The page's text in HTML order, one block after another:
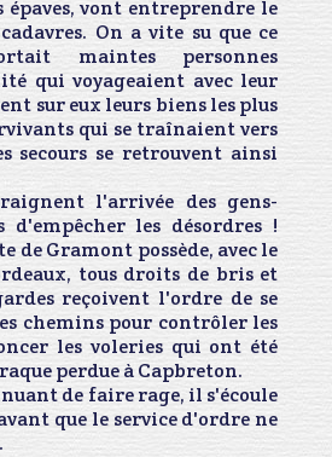
épaves, vont entreprendre le
On a vite su que ce
maintes personnes
qui voyageaient avec leur
sur eux leurs biens les plus
qui se traînaient vers
secours se retrouvent ainsi
l'arrivée des gens-
d'empêcher les désordres !
de Gramont possède, avec le
tous droits de bris et
reçoivent l'ordre de se
chemins pour contrôler les
les voleries qui ont été
perdue à Capbreton.
de faire rage, il s'écoule
que le service d'ordre ne